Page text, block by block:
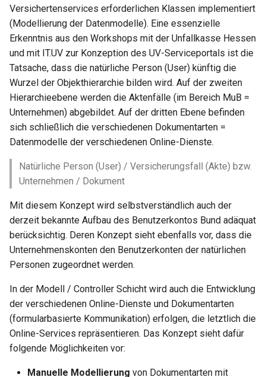
Versichertenservices erforderlichen Klassen implementiert
(Modellierung der Datenmodelle). Eine essenzielle
Erkenntnis aus den Workshops mit der Unfallkasse Hessen
und mit IT.UV zur Konzeption des UV-Serviceportals ist die
Tatsache, dass die natürliche Person (User) künftig die
Wurzel der Objekthierarchie bilden wird. Auf der zweiten
Hierarchieebene werden die Aktenfälle (im Bereich MuB =
Unternehmen) abgebildet. Auf der dritten Ebene befinden
sich schließlich die verschiedenen Dokumentarten =
Datenmodelle der verschiedenen Online-Dienste.
Natürliche Person (User) / Versicherungsfall (Akte) bzw.
Unternehmen / Dokument
Mit diesem Konzept wird selbstverständlich auch der
derzeit bekannte Aufbau des Benutzerkontos Bund adäquat
berücksichtig. Deren Konzept sieht ebenfalls vor, dass die
Unternehmenskonten den Benutzerkonten der natürlichen
Personen zugeordnet werden.
In der Modell / Controller Schicht wird auch die Entwicklung
der verschiedenen Online-Dienste und Dokumentarten
(formularbasierte Kommunikation) erfolgen, die letztlich die
Online-Services repräsentieren. Das Konzept sieht dafür
folgende Möglichkeiten vor:
Manuelle Modellierung von Dokumentarten mit